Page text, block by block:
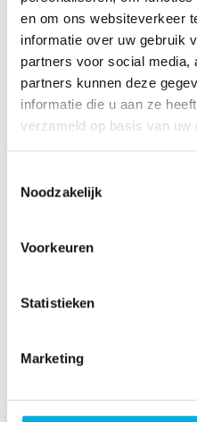
en om ons websiteverkeer
informatie over uw gebruik
partners voor social media,
partners kunnen deze
informatie die u aan ze
verzameld op basis van
Noodzakelijk
Voorkeuren
Statistieken
Marketing
3D real time
Brisbane 1911)
Door 3D visualisaties
STEP files en deze
PLC besturing krijgen